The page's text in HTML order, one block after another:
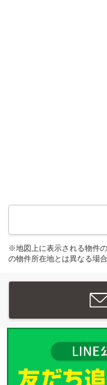
※地図上に表示される物件
の物件所在地とは異なる場